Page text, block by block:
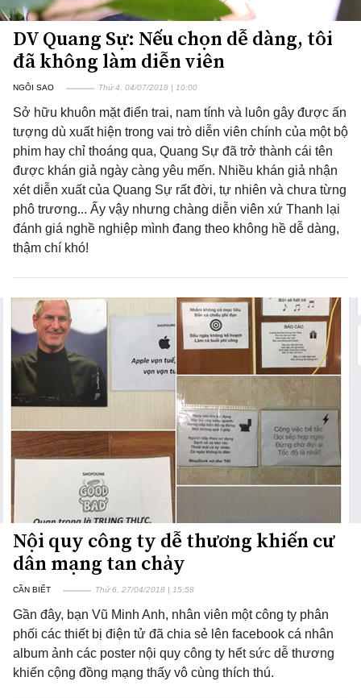
DV Quang Sự: Nếu chọn dễ dàng, tôi
đã không làm diễn viên
NGÔI SAO Thứ 4, 04/07/2018 | 10:00
Sở hữu khuôn mặt điển trai, nam tính và luôn gây được ấn
tượng dù xuất hiện trong vai trò diễn viên chính của một bộ
phim hay chỉ thoáng qua, Quang Sự đã trở thành cái tên
được khán giả ngày càng yêu mến. Nhiều khán giả nhận
xét diễn xuất của Quang Sự rất đời, tự nhiên và chưa từng
phô trương... Ấy vậy nhưng chàng diễn viên xứ Thanh lại
đánh giá nghề nghiệp mình đang theo không hề dễ dàng,
thậm chí khó!
Nội quy công ty dễ thương khiến cư
dân mạng tan chảy
CẦN BIẾT Thứ 6, 27/04/2018 | 15:58
Gần đây, bạn Vũ Minh Anh, nhân viên một công ty phân
phối các thiết bị điện tử đã chia sẻ lên facebook cá nhân
album ảnh các poster nội quy công ty hết sức dễ thương
khiến cộng đồng mạng thấy vô cùng thích thú.